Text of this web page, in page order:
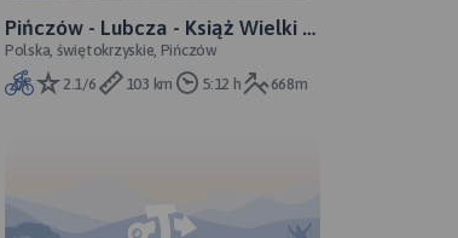
Pińczów - Lubcza - Książ Wielki -
Dosłońce - Działoszyce -
Kozubów - Pińczów
Polska, świętokrzyskie, Pińczów
2.1/6
103 km 5:12 h 668m